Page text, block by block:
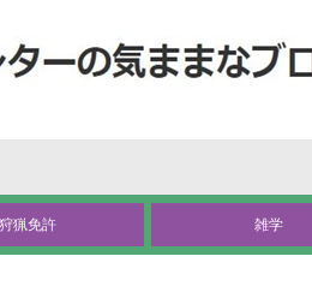
狩猟免許 雑学